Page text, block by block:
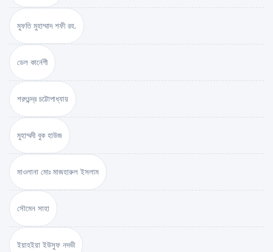
মুফতি মুহাম্মাদ শফী রহ.
ডেল কার্নেগী
শরৎচন্দ্র চট্টোপাধ্যায়
মুহাম্মদী বুক হাউজ
মাওলানা মোঃ মাজহারুল ইসলাম
সৌমেন সাহা
ইয়াহইয়া ইউসুফ নদভী